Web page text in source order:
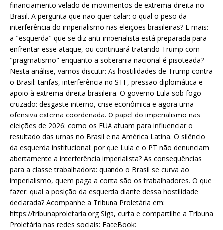
financiamento velado de movimentos de extrema-direita no
Brasil. A pergunta que não quer calar: o qual o peso da
interferência do imperialismo nas eleições brasileiras? E mais:
a "esquerda" que se diz anti-imperialista está preparada para
enfrentar esse ataque, ou continuará tratando Trump com
"pragmatismo" enquanto a soberania nacional é pisoteada?
Nesta análise, vamos discutir: As hostilidades de Trump contra
o Brasil: tarifas, interferência no STF, pressão diplomática e
apoio à extrema-direita brasileira. O governo Lula sob fogo
cruzado: desgaste interno, crise econômica e agora uma
ofensiva externa coordenada. O papel do imperialismo nas
eleições de 2026: como os EUA atuam para influenciar o
resultado das urnas no Brasil e na América Latina. O silêncio
da esquerda institucional: por que Lula e o PT não denunciam
abertamente a interferência imperialista? As consequências
para a classe trabalhadora: quando o Brasil se curva ao
imperialismo, quem paga a conta são os trabalhadores. O que
fazer: qual a posição da esquerda diante dessa hostilidade
declarada? Acompanhe a Tribuna Proletária em:
https://tribunaproletaria.org Siga, curta e compartilhe a Tribuna
Proletária nas redes sociais: FaceBook: